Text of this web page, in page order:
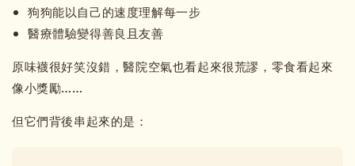
狗狗能以自己的速度理解每一步
醫療體驗變得善良且友善
原味襪很好笑沒錯，醫院空氣也看起來很荒謬，零食看起來
像小獎勵……
但它們背後串起來的是：